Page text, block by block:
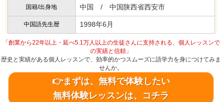
国籍/出身地 中国 / 中国陕西省西安市
中国語先生暦 1998年6月
「創業から22年以上・延べ5.1万人以上の生徒さんに支持される、個人レッスンで
の実績と信頼」
歴史と実績がある個人レッスンで、効率的かつスムーズに語学力を身につけてみま
せんか。
👉まずは、無料で体験したい
無料体験レッスンは、コチラ